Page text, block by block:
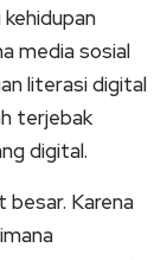
media sosial
literasi digital
terjebak
digital.
besar. Karena